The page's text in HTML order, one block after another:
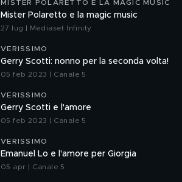
MISTER POLARETTO E LA MAGIC MUSIC
Mister Polaretto e la magic music
27 lug | Mediaset Infinity
VERISSIMO
Gerry Scotti: nonno per la seconda volta!
05 feb 2023 | Canale 5
VERISSIMO
Gerry Scotti e l'amore
05 feb 2023 | Canale 5
VERISSIMO
Emanuel Lo e l'amore per Giorgia
05 apr | Canale 5